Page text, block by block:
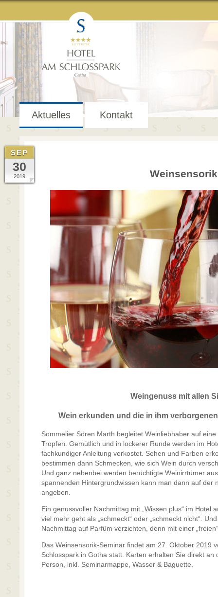
Aktuelles Kontakt
2019
30
SEP
Weinsensorik
Weingenuss mit allen
Wein erkunden und die in ihm
Sommelier Sören Marth begleitet Weinliebhaber auf
Tropfen. Gemütlich und in lockerer Runde werden im
fachkundiger Anleitung verkostet. Sehen und Farben
bestimmen dann Schmecken, wie sich Wein durch
Und ganz nebenbei werden berüchtigte Weinirrtümer
spannenden Hintergrundwissen kann man dann auf der
angeben.
Ein genussvoller Nachmittag mit „Wissen plus“ im Hotel
viel mehr geht als „schmeckt“ oder „schmeckt nicht“.
Nachmittag auf Parfüm verzichten, denn mit einer
Das Weinsensorik-Seminar findet am 27. Oktober 2019
Schlosspark in Gotha statt. Karten erhalten Sie direkt
Person, inkl. Seminarmappe, Wasser & Baguette.